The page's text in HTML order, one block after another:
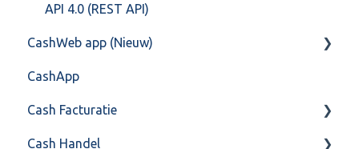
API 4.0 (REST API)
CashWeb app (Nieuw)
Veel gestelde vragen
CashApp
Cash Facturatie
Factureren
Cash Handel